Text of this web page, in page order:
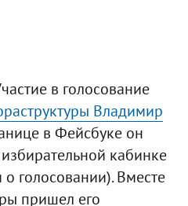
в голосование
Владимир
в Фейсбуке он
кабинке
голосовании). Вместе
пришел его